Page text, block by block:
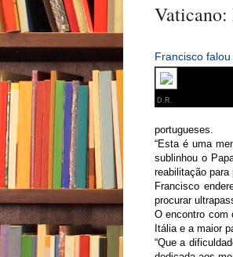
Vaticano:
Francisco
D.R.
portugueses.
“Esta é uma
sublinhou o
reabilitação para
Francisco
procurar
O encontro com
Itália e a maior
“Que a